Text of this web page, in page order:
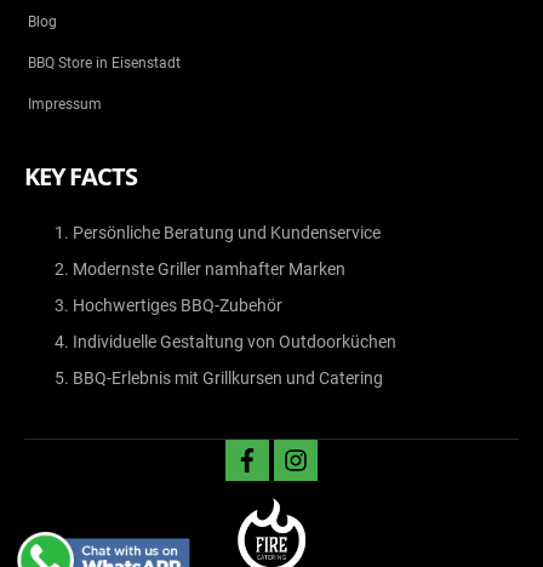
Blog
BBQ Store in Eisenstadt
Impressum
KEY FACTS
Persönliche Beratung und Kundenservice
Modernste Griller namhafter Marken
Hochwertiges BBQ-Zubehör
Individuelle Gestaltung von Outdoorküchen
BBQ-Erlebnis mit Grillkursen und Catering
facebookinstagram